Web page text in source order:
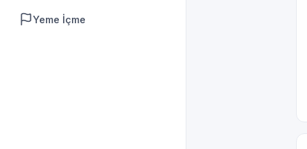
Yeme İçme